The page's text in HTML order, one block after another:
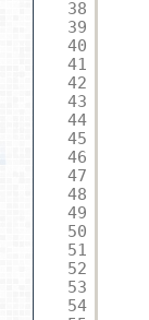
38
39
40
41
42
43
44
45
46
47
48
49
50
51
52
53
54